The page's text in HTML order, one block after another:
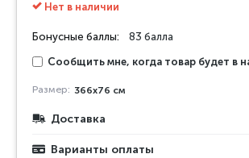
Нет в наличии
Бонусные баллы: 83 балла
Сообщить мне, когда товар будет в
Размер: 366x76 см
Доставка
Варианты оплаты